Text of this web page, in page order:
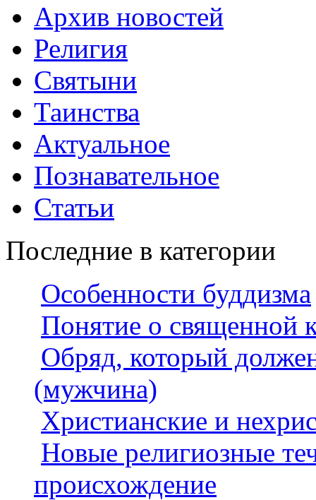
Архив новостей
Религия
Святыни
Таинства
Актуальное
Познавательное
Статьи
Последние в категории
Особенности буддизма
Понятие о священной
Обряд, который
(мужчина)
Христианские и
Новые религиозные
происхождение